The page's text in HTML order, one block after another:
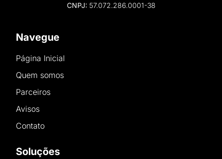
CNPJ: 57.072.286.0001-38
Navegue
Página Inicial
Quem somos
Parceiros
Avisos
Contato
Soluções